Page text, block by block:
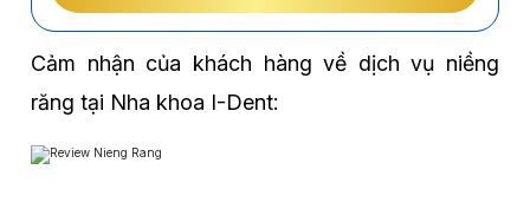
Cảm nhận của khách hàng về dịch vụ niềng
răng tại Nha khoa I-Dent: